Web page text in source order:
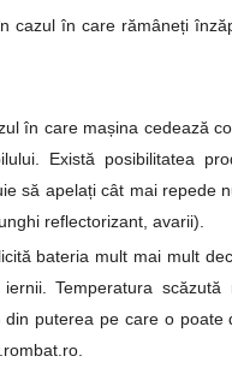
cazul în care rămâneți
în care mașina cedează
Există posibilitatea
să apelați cât mai repede
reflectorizant, avarii).
bateria mult mai mult
Temperatura scăzută
puterea pe care o poate